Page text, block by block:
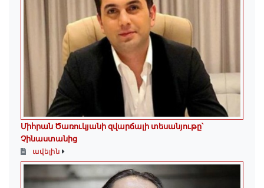
Միհրան Ծառուկյանի զվարճալի տեսանյութը՝
Չինաստանից
ավելին